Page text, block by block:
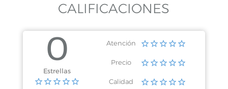
CALIFICACIONES
0
Estrellas
Atención
Precio
Calidad